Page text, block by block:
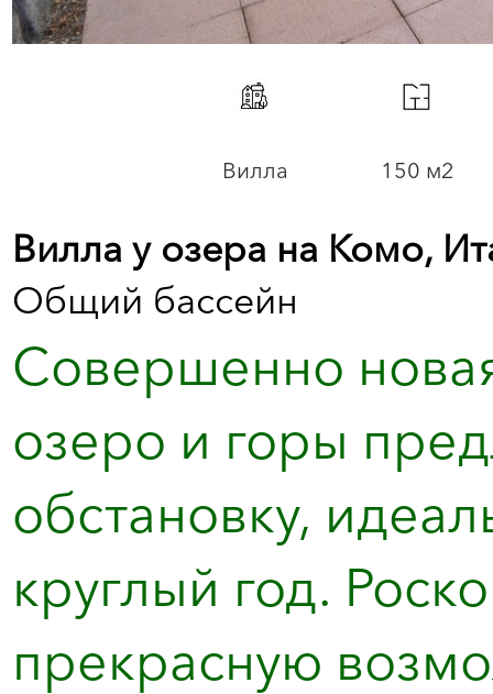
Вилла 150 м2
Вилла у озера на Комо,
Общий бассейн
Совершенно
озеро и горы
обстановку,
круглый год.
прекрасную